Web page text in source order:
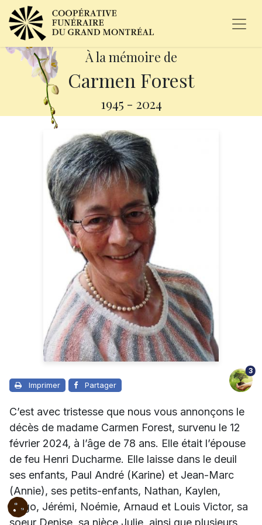
À la mémoire de
Carmen Forest
1945 - 2024
Imprimer Partager
3
C’est avec tristesse que nous vous annonçons le
décès de madame Carmen Forest, survenu le 12
février 2024, à l’âge de 78 ans. Elle était l’épouse
de feu Henri Ducharme. Elle laisse dans le deuil
ses enfants, Paul André (Karine) et Jean-Marc
(Annie), ses petits-enfants, Nathan, Kaylen,
Hugo, Jérémi, Noémie, Arnaud et Louis Victor, sa
soeur Denise, sa nièce Julie, ainsi que plusieurs